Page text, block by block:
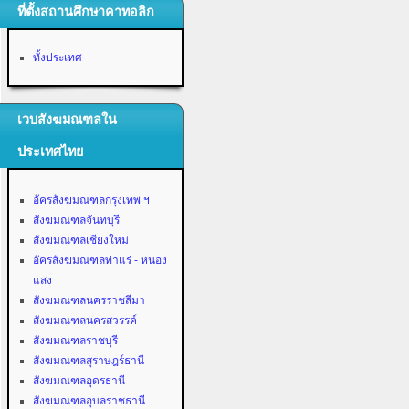
ที่ตั้งสถานศึกษาคาทอลิก
ทั้งประเทศ
เวบสังฆมณฑลใน
ประเทศไทย
อัครสังฆมณฑลกรุงเทพ ฯ
สังฆมณฑลจันทบุรี
สังฆมณฑลเชียงใหม่
อัครสังฆมณฑลท่าแร่ - หนอง
แสง
สังฆมณฑลนครราชสีมา
สังฆมณฑลนครสวรรค์
สังฆมณฑลราชบุรี
สังฆมณฑลสุราษฎร์ธานี
สังฆมณฑลอุดรธานี
สังฆมณฑลอุบลราชธานี